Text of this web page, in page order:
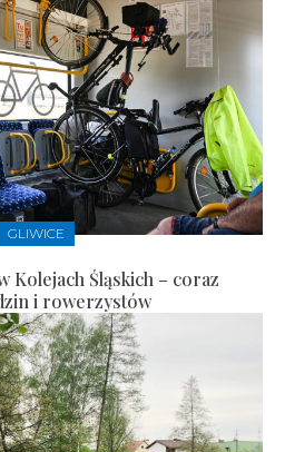
GLIWICE
Kolejach Śląskich – coraz
i rowerzystów